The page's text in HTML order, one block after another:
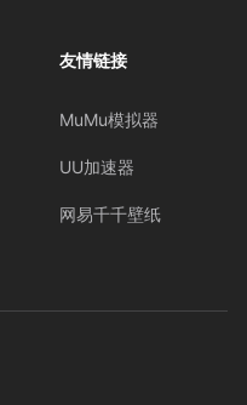
友情链接
MuMu模拟器
UU加速器
网易千千壁纸